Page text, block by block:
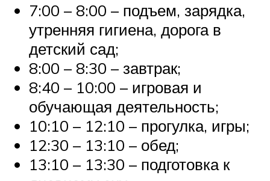
7:00 – 8:00 – подъем, зарядка,
утренняя гигиена, дорога в
детский сад;
8:00 – 8:30 – завтрак;
8:40 – 10:00 – игровая и
обучающая деятельность;
10:10 – 12:10 – прогулка, игры;
12:30 – 13:10 – обед;
13:10 – 13:30 – подготовка к